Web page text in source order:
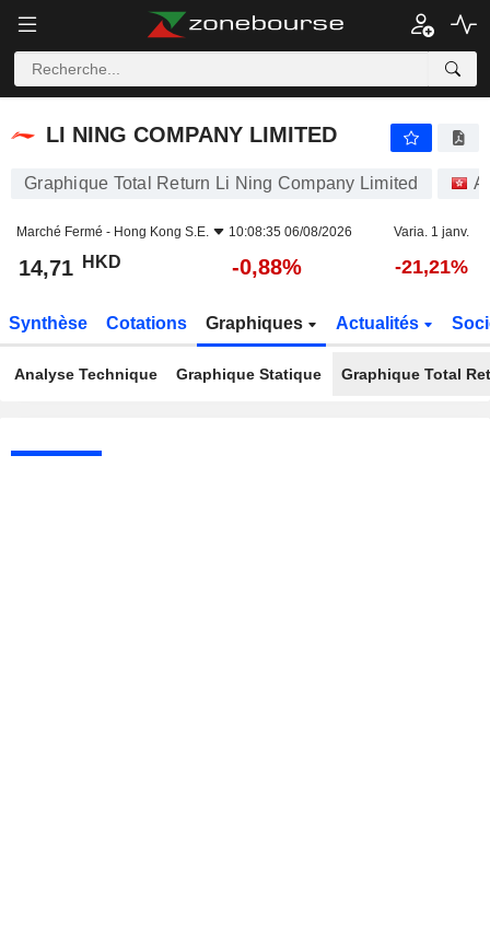
LI NING COMPANY LIMITED
LI NING COMPANY LIMITED
Graphique Total Return Li Ning Company Limited
Marché Fermé - Hong Kong S.E. 10:08:35 06/08/2026 Varia. 1 janv.
14,71 HKD -0,88% -21,21%
Synthèse Cotations Graphiques Actualités
Analyse Technique Graphique Statique Graphique Total